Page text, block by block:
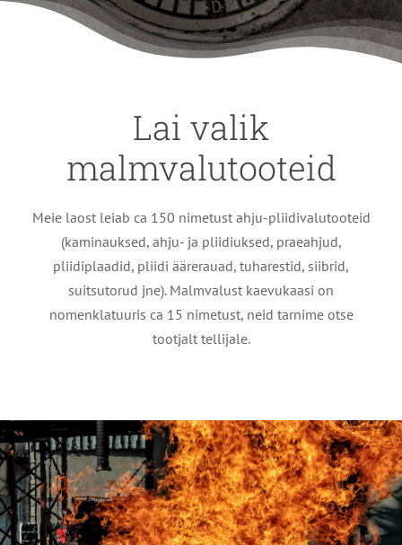
Lai valik
malmvalutooteid
Meie laost leiab ca 150 nimetust ahju-pliidivalutooteid
(kaminauksed, ahju- ja pliidiuksed, praeahjud,
pliidiplaadid, pliidi äärerauad, tuharestid, siibrid,
suitsutorud jne). Malmvalust kaevukaasi on
nomenklatuuris ca 15 nimetust, neid tarnime otse
tootjalt tellijale.